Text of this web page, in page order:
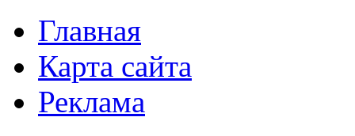
Главная
Карта сайта
Реклама